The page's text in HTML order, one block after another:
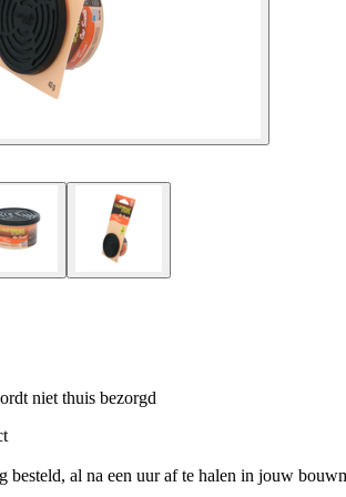
niet thuis bezorgd
besteld, al na een uur af te halen in jouw